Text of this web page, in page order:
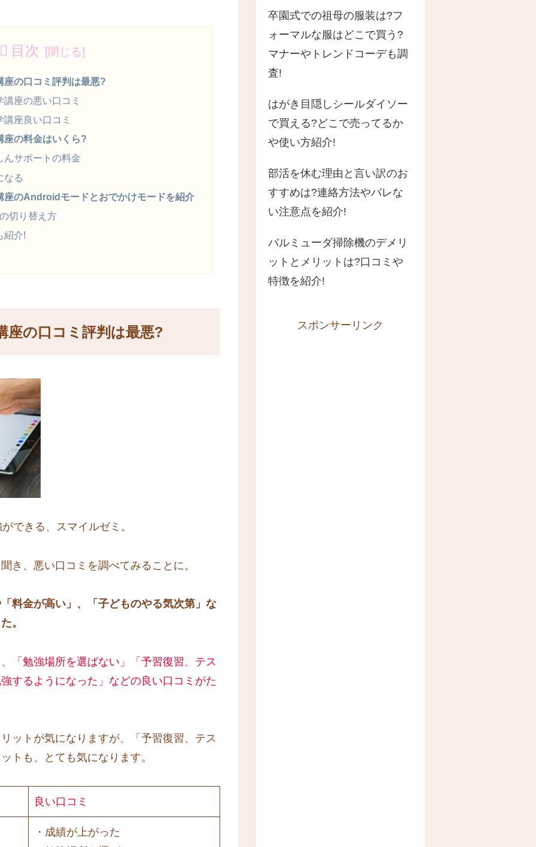
目次
座の口コミ評判は最悪?
座の悪い口コミ
座良い口コミ
座の料金はいくら?
んサポートの料金
なる
座のAndroidモードとおでかけモードを紹介
切り替え方
紹介!
座の口コミ評判は最悪?
できる、スマイルゼミ。
き、悪い口コミを調べてみることに。
料金が高い」、「子どものやる気次第」な
。
「 勉強場所を選ばない 」「予習復習、テス
するようになった」などの良い口コミがた
ットが気になりますが、「予習復習、テス
トも、とても気になります。
良い口コミ
・成績が上がった
卒園式での祖母の服装は?フ
ォーマルな服はどこで買う?
マナーやトレンドコーデも調
査!
はがき目隠しシールダイソー
で買える?どこで売ってるか
や使い方紹介!
部活を休む理由と言い訳のお
すすめは?連絡方法やバレな
い注意点を紹介!
バルミューダ掃除機のデメリ
ットとメリットは?口コミや
特徴を紹介!
スポンサーリンク